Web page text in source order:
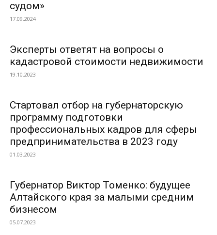
судом»
17.09.2024
Эксперты ответят на вопросы о
кадастровой стоимости недвижимости
19.10.2023
Стартовал отбор на губернаторскую
программу подготовки
профессиональных кадров для сферы
предпринимательства в 2023 году
01.03.2023
Губернатор Виктор Томенко: будущее
Алтайского края за малыми средним
бизнесом
05.07.2023